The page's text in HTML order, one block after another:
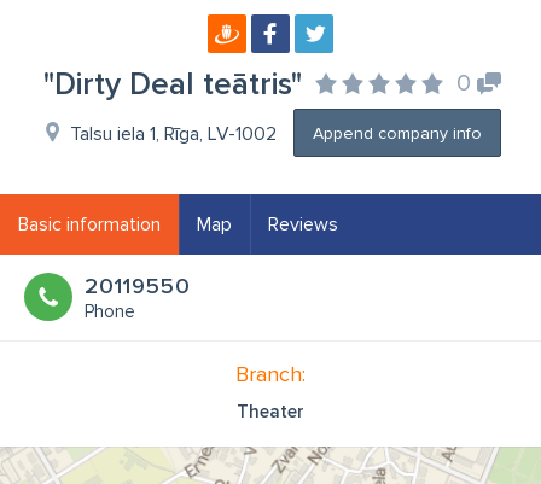
"Dirty Deal teātris" 0
Talsu iela 1, Rīga, LV-1002 Append company info
Basic information Map Reviews
20119550
Phone
Branch:
Theater